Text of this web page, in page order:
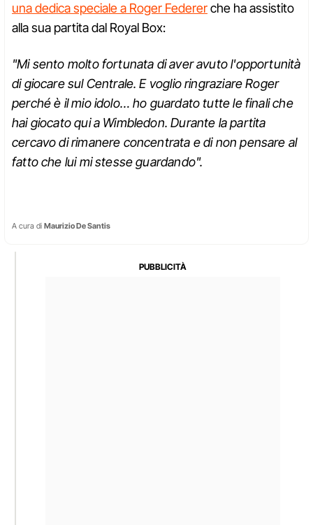
una dedica speciale a Roger Federerche ha assistito
alla sua partita dal Royal Box:
"Mi sento molto fortunata di aver avuto l'opportunità
di giocare sul Centrale. E voglio ringraziare Roger
perché è il mio idolo… ho guardato tutte le finali che
hai giocato qui a Wimbledon. Durante la partita
cercavo di rimanere concentrata e di non pensare al
fatto che lui mi stesse guardando".
A cura di Maurizio De Santis